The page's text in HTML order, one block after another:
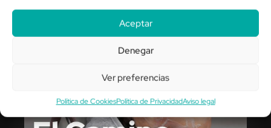
Aceptar
Denegar
Ver preferencias
Política de CookiesPolítica de PrivacidadAviso legal
Lunes 16 de Diciembre
CLASE 2